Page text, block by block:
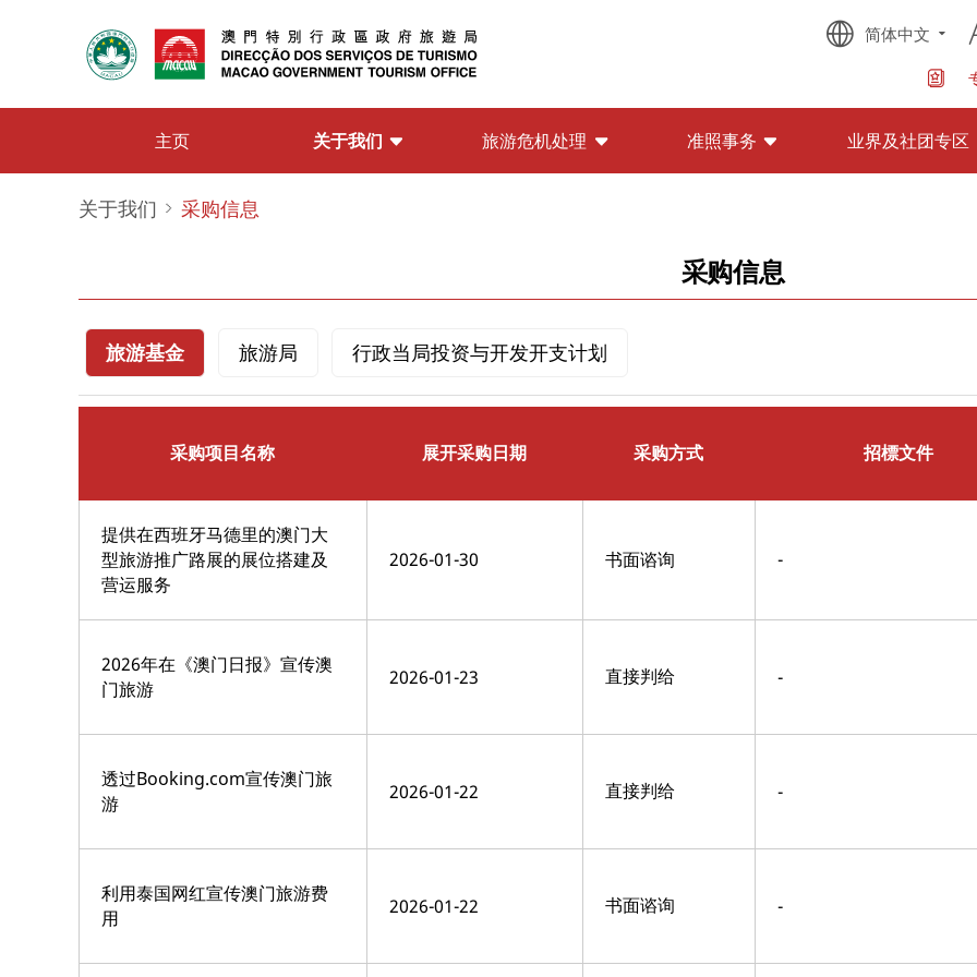
简体中文
主页 关于我们 旅游危机处理 准照事务 业界及社团专区
关于我们 采购信息
采购信息
旅游基金 旅游局 行政当局投资与开发开支计划
采购项目名称 展开采购日期 采购方式 招標文件
提供在西班牙马德里的澳门大
型旅游推广路展的展位搭建及
营运服务
2026-01-30 书面谘询 -
2026年在《澳门日报》宣传澳
门旅游
2026-01-23 直接判给 -
透过Booking.com宣传澳门旅
游
2026-01-22 直接判给 -
利用泰国网红宣传澳门旅游费
用
2026-01-22 书面谘询 -